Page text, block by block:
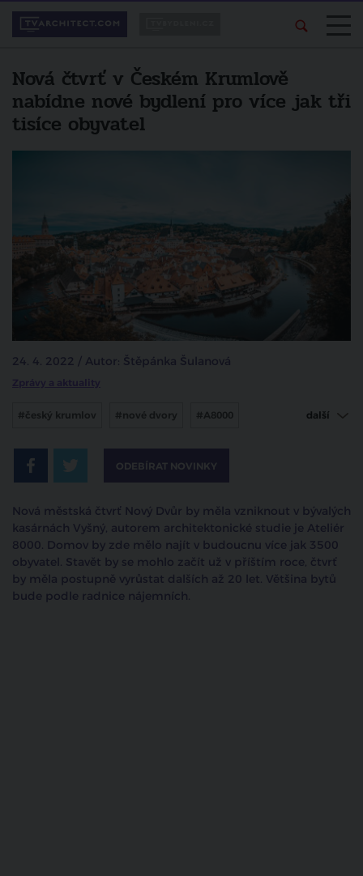
Nová čtvrť v Českém Krumlově
nabídne nové bydlení pro více jak tři
tisíce obyvatel
24. 4. 2022 / Autor: Štěpánka Šulanová
Zprávy a aktuality
#český krumlov #nové dvory #A8000
#městská čtvrť
další
ODEBÍRAT NOVINKY
Nová městská čtvrť Nový Dvůr by měla vzniknout v bývalých
kasárnách Vyšný, autorem architektonické studie je Ateliér
8000. Domov by zde mělo najít v budoucnu více jak 3500
obyvatel. Stavět by se mohlo začít už v příštím roce, čtvrť
by měla postupně vyrůstat dalších až 20 let. Většina bytů
bude podle radnice nájemních.